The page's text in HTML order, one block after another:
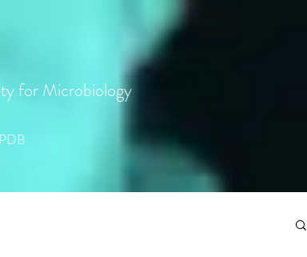
for Microbiology